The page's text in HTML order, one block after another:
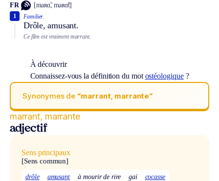
FR [maʀɑ̃, maʀɑ̃t]
Familier.
Drôle, amusant.
1
Ce film est vraiment marrant.
À découvrir
Connaissez-vous la définition du mot ostéologique?
Synonymes de “marrant, marrante“
marrant, marrante
adjectif
Sens principaux
[Sens commun]
drôle amusant à mourir de rire gai
cocasse